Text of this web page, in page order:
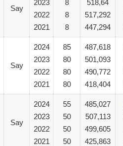
Say
2023
2022
2021
8
8
8
518,64
517,292
447,294
Say
2024
2023
2022
2021
85
80
80
80
487,618
501,093
490,772
418,404
Say
2024
2023
2022
2021
55
50
50
50
485,027
507,113
499,605
425,863